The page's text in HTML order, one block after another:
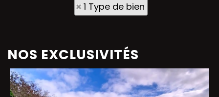
1 Type de bien
NOS EXCLUSIVITÉS